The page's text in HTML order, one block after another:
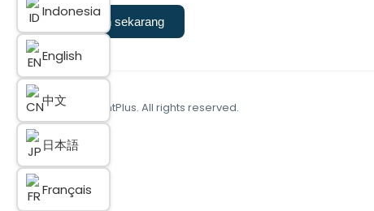
Langganan sekarang
© 2025 iStudentPlus. All rights reserved.
Indonesia
English
中文
日本語
Français